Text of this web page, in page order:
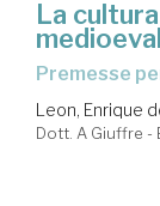
La
premesse
Leon, Enrique
Dott. A Giuffre -